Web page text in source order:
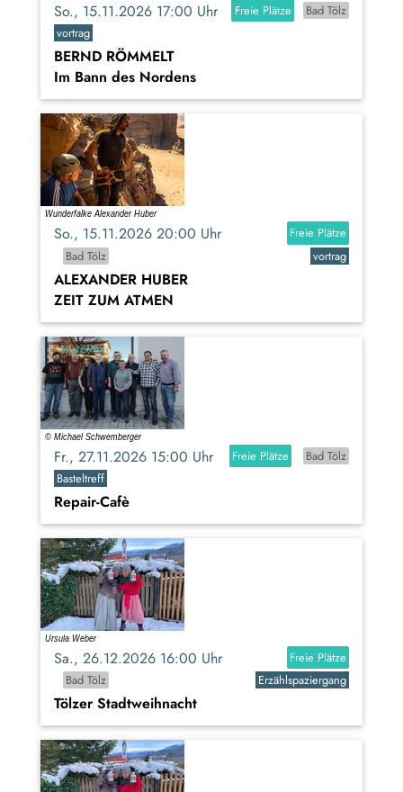
So., 15.11.2026 17:00 Uhr Freie Plätze
Bad Tölz
vortrag
BERND RÖMMELT
Im Bann des Nordens
So., 15.11.2026 20:00 Uhr
Freie Plätze
Bad Tölz
vortrag
ALEXANDER HUBER
ZEIT ZUM ATMEN
Fr., 27.11.2026 15:00 Uhr Freie Plätze
Bad Tölz
Basteltreff
Repair-Cafè
Sa., 26.12.2026 16:00 Uhr
Freie Plätze
Bad Tölz
Erzählspaziergang
Tölzer Stadtweihnacht